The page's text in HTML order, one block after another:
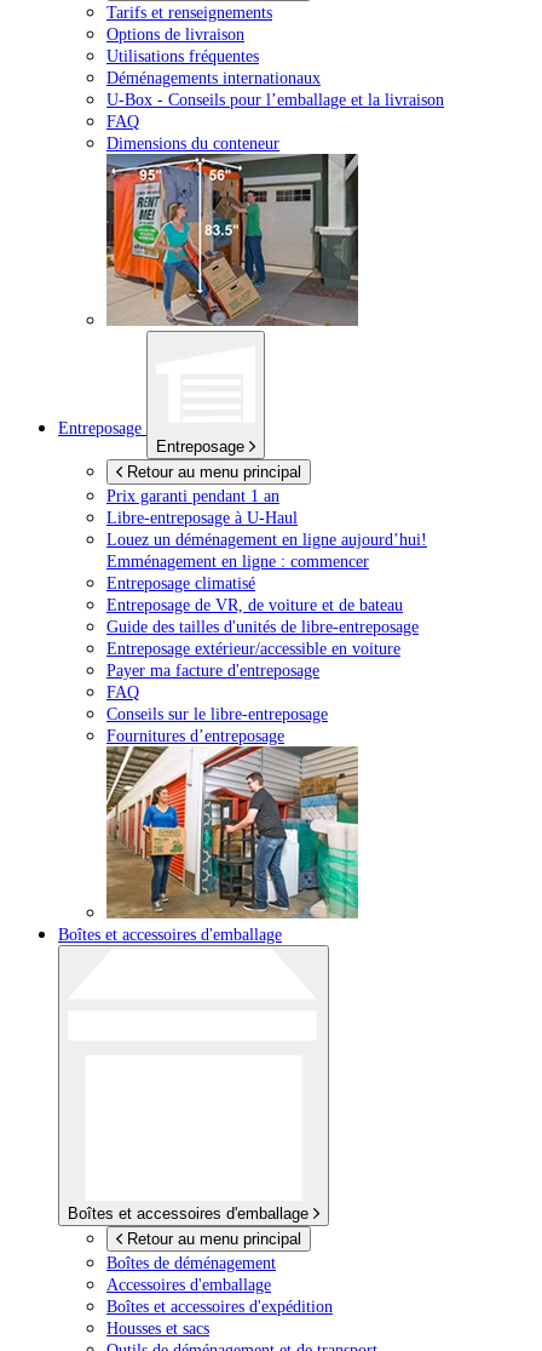
Tarifs et renseignements
Options de livraison
Utilisations fréquentes
Déménagements internationaux
U-Box - Conseils pour l’emballage et la livraison
FAQ
Dimensions du conteneur
Entreposage
Entreposage
Retour au menu principal
Prix garanti pendant 1 an
Libre-entreposage à U-Haul
Louez un déménagement en ligne aujourd’hui!
Emménagement en ligne : commencer
Entreposage climatisé
Entreposage de VR, de voiture et de bateau
Guide des tailles d'unités de libre-entreposage
Entreposage extérieur/accessible en voiture
Payer ma facture d'entreposage
FAQ
Conseils sur le libre-entreposage
Fournitures d’entreposage
Boîtes et accessoires d'emballage
Boîtes et accessoires d'emballage
Retour au menu principal
Boîtes de déménagement
Accessoires d'emballage
Boîtes et accessoires d'expédition
Housses et sacs